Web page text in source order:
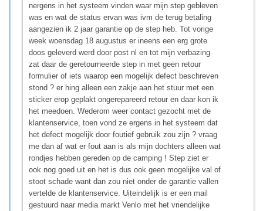
nergens in het systeem vinden waar mijn step gebleven
was en wat de status ervan was ivm de terug betaling
aangezien ik 2 jaar garantie op de step heb. Tot vorige
week woensdag 18 augustus er ineens een erg grote
doos geleverd werd door post nl en tot mijn verbazing
zat daar de geretourneerde step in met geen retour
formulier of iets waarop een mogelijk defect beschreven
stond ? er hing alleen een zakje aan het stuur met een
sticker erop geplakt ongerepareerd retour en daar kon ik
het meedoen. Wederom weer contact gezocht met de
klantenservice, toen vond ze ergens in het systeem dat
het defect mogelijk door foutief gebruik zou zijn ? vraag
me dan af wat er fout aan is als mijn dochters alleen wat
rondjes hebben gereden op de camping ! Step ziet er
ook nog goed uit en het is dus ook geen mogelijke val of
stoot schade want dan zou niet onder de garantie vallen
vertelde de klantenservice. Uiteindelijk is er een mail
gestuurd naar media markt Venlo met het vriendelijke